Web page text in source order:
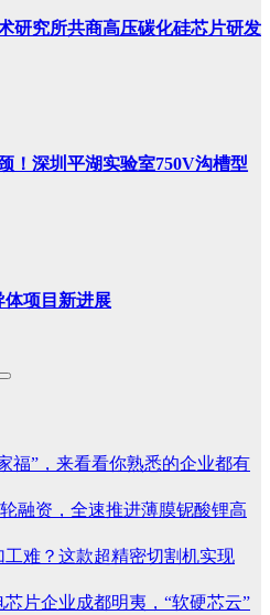
研究所共商高压碳化硅芯片研发
！深圳平湖实验室750V沟槽型
体项目新进展
福”，来看看你熟悉的企业都有
融资，全速推进薄膜铌酸锂高
难？这款超精密切割机实现
片企业成都明夷，“软硬芯云”